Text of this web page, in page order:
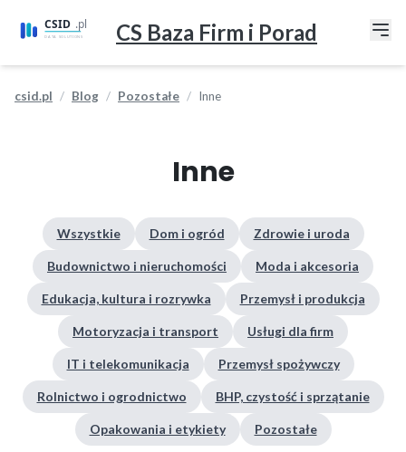
CS Baza Firm i Porad
csid.pl Blog Pozostałe Inne
Inne
Wszystkie Dom i ogród Zdrowie i uroda
Budownictwo i nieruchomości Moda i akcesoria
Edukacja, kultura i rozrywka Przemysł i produkcja
Motoryzacja i transport Usługi dla firm
IT i telekomunikacja Przemysł spożywczy
Rolnictwo i ogrodnictwo BHP, czystość i sprzątanie
Opakowania i etykiety Pozostałe